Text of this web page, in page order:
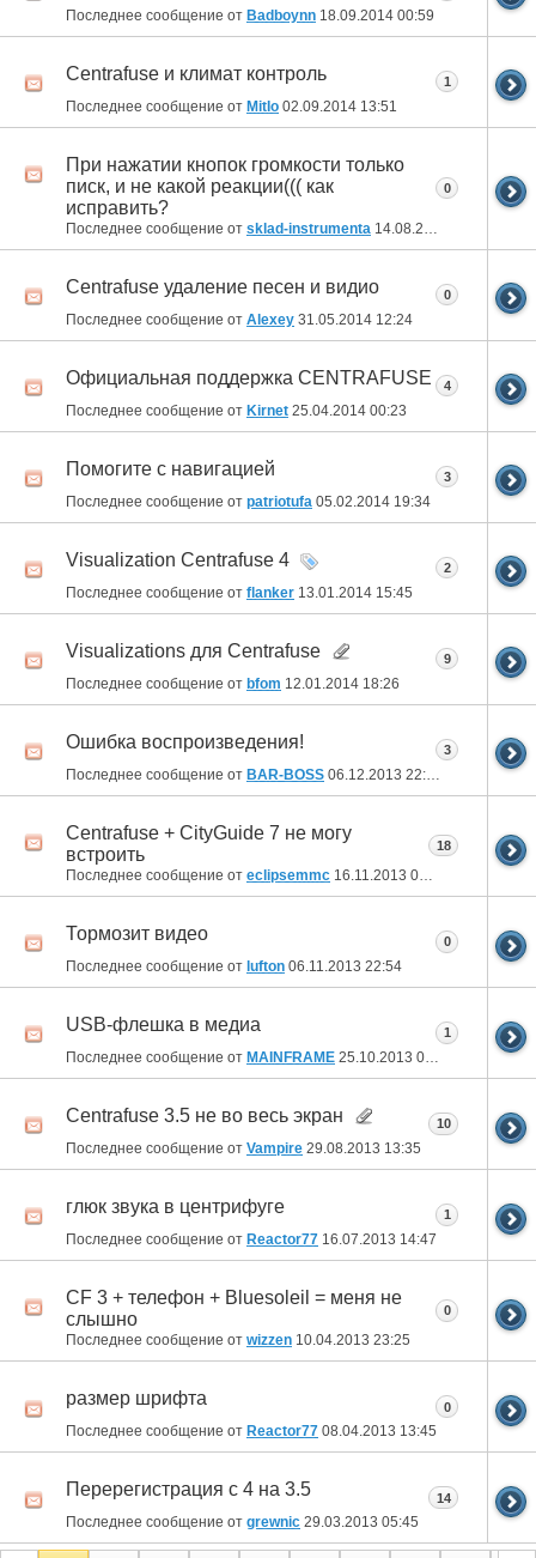
Последнее сообщение от Badboynn 18.09.2014 00:59
Centrafuse и климат контроль
Последнее сообщение от MitIo 02.09.2014 13:51
1
При нажатии кнопок громкости только
писк, и не какой реакции((( как
исправить?
Последнее сообщение от sklad-instrumenta 14.08.2014
0
Centrafuse удаление песен и видио
Последнее сообщение от Alexey 31.05.2014 12:24
0
Официальная поддержка CENTRAFUSE
Последнее сообщение от Kirnet 25.04.2014 00:23
4
Помогите с навигацией
Последнее сообщение от patriotufa 05.02.2014 19:34
3
Visualization Centrafuse 4
Последнее сообщение от flanker 13.01.2014 15:45
2
Visualizations для Centrafuse
Последнее сообщение от bfom 12.01.2014 18:26
9
Ошибка воспроизведения!
Последнее сообщение от BAR-BOSS 06.12.2013 22:49
3
Centrafuse + CityGuide 7 не могу
встроить
Последнее сообщение от eclipsemmc 16.11.2013 00:59
18
Тормозит видео
Последнее сообщение от lufton 06.11.2013 22:54
0
USB-флешка в медиа
Последнее сообщение от MAINFRAME 25.10.2013 08:21
1
Centrafuse 3.5 не во весь экран
Последнее сообщение от Vampire 29.08.2013 13:35
10
глюк звука в центрифуге
Последнее сообщение от Reactor77 16.07.2013 14:47
1
CF 3 + телефон + Bluesoleil = меня не
слышно
Последнее сообщение от wizzen 10.04.2013 23:25
0
размер шрифта
Последнее сообщение от Reactor77 08.04.2013 13:45
0
Перерегистрация с 4 на 3.5
Последнее сообщение от grewnic 29.03.2013 05:45
14